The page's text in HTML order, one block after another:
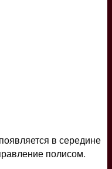
в середине
полисом.